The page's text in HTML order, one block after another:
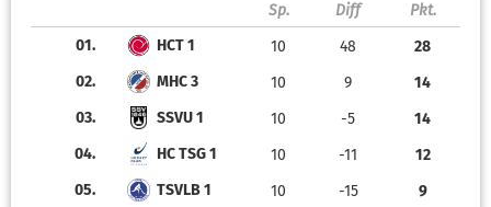
Sp. Diff
Pkt.
01.
HCT 1 10 48
28
02.
MHC 3 10 9
14
03.
SSVU 1 10 -5
14
04.
HC TSG 1 10 -11
12
05.
TSVLB 1 10 -15
9